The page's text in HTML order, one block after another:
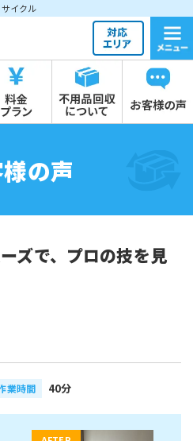
イクル
の声
ズで、プロの技を見
業時間 40分